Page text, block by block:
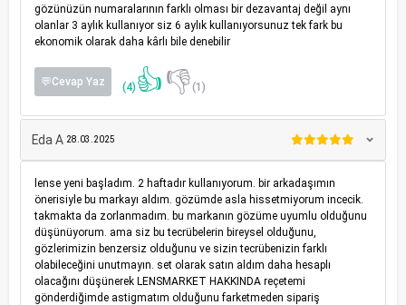
gözünüzün numaralarının farklı olması bir dezavantaj değil aynı
olanlar 3 aylık kullanıyor siz 6 aylık kullanıyorsunuz tek fark bu
ekonomik olarak daha kârlı bile denebilir
💬Cevap Yaz (4) 👍👎(1)
Eda A 28.03.2025
lense yeni başladım. 2 haftadır kullanıyorum. bir arkadaşımın
önerisiyle bu markayı aldım. gözümde asla hissetmiyorum incecik.
takmakta da zorlanmadım. bu markanın gözüme uyumlu olduğunu
düşünüyorum. ama siz bu tecrübelerin bireysel olduğunu,
gözlerimizin benzersiz olduğunu ve sizin tecrübenizin farklı
olabileceğini unutmayın. set olarak satın aldım daha hesaplı
olacağını düşünerek LENSMARKET HAKKINDA reçetemi
gönderdiğimde astigmatım olduğunu farketmeden sipariş